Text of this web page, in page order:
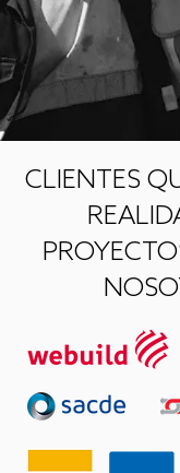
CLIENTES